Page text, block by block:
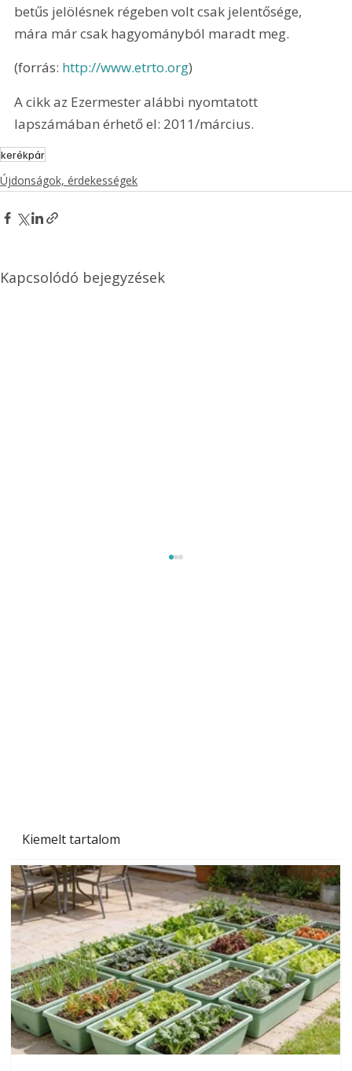
Kiemelt tartalom
betűs jelölésnek régeben volt csak jelentősége,
mára már csak hagyományból maradt meg.
(forrás: http://www.etrto.org)
A cikk az Ezermester alábbi nyomtatott
lapszámában érhető el: 2011/március.
kerékpár
Újdonságok, érdekességek
Kapcsolódó bejegyzések